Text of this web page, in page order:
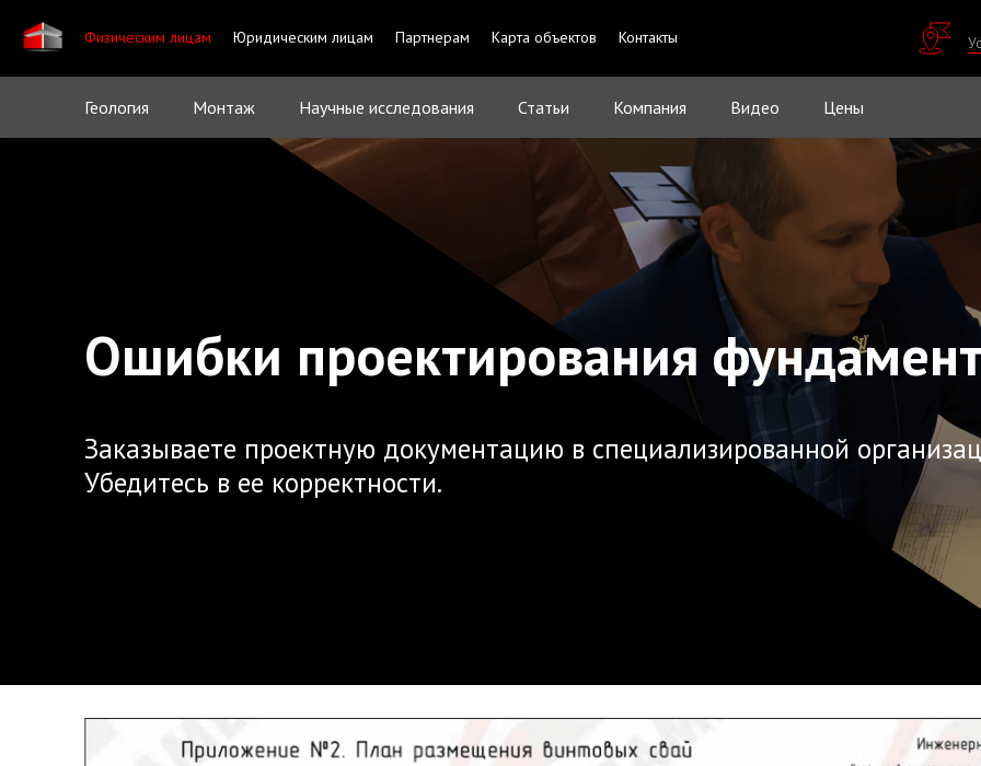
Физическим лицам Юридическим лицам Партнерам Карта объектов Контакты
Геология Монтаж Научные исследования Статьи Компания Видео Цены
Ошибки проектирования
Заказываете проектную документацию в специализированной
Убедитесь в ее корректности.